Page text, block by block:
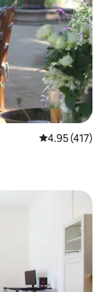
คะแนนเฉลี่ย
4.95 (417)